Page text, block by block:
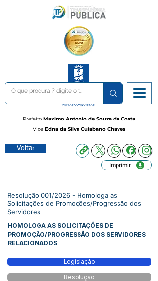
Prefeito Maximo Antonio de Souza da Costa
Vice Edna da Silva Cuiabano Chaves
Voltar
Imprimir
Resolução 001/2026 - Homologa as
Solicitações de Promoções/Progressão dos
Servidores
HOMOLOGA AS SOLICITAÇÕES DE
PROMOÇÃO/PROGRESSÃO DOS SERVIDORES
RELACIONADOS
Legislação
Resolução